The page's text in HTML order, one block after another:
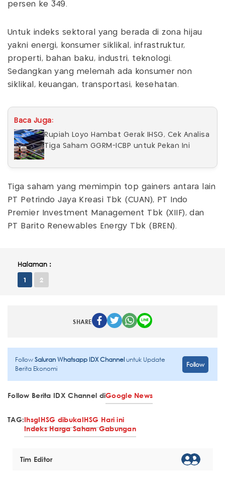
persen ke 349.
Untuk indeks sektoral yang berada di zona hijau
yakni energi, konsumer siklikal, infrastruktur,
properti, bahan baku, industri, teknologi.
Sedangkan yang melemah ada konsumer non
siklikal, keuangan, transportasi, kesehatan.
Baca Juga:
Rupiah Loyo Hambat Gerak IHSG, Cek Analisa
Tiga Saham GGRM-ICBP untuk Pekan Ini
Tiga saham yang memimpin top gainers antara lain
PT Petrindo Jaya Kreasi Tbk (CUAN), PT Indo
Premier Investment Management Tbk (XIIF), dan
PT Barito Renewables Energy Tbk (BREN).
Halaman :
1 2
SHARE
FollowSaluran Whatsapp IDX Channeluntuk Update
Berita Ekonomi
Follow
Follow Berita IDX Channel diGoogle News
TAG:IhsgIHSG dibukaIHSG Hari ini
Indeks Harga Saham Gabungan
Tim Editor